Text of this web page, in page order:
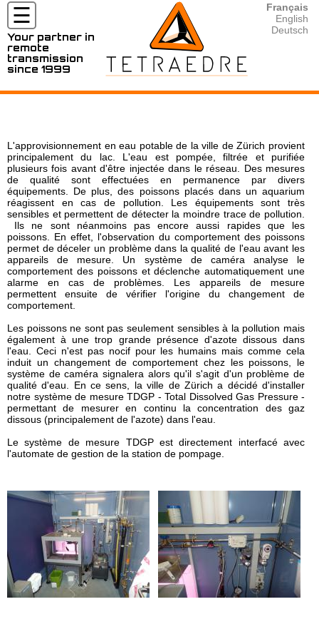
☰
MARCHÉS
ET
APPLICATIONS
LOCATIONS
RESSOURCES
CONTACT
Suivez-
nous
sur
Linkedin
Your partner in
remote
transmission
since 1999
Français
English
Deutsch
⦿ Nos activités pour l'Eau
⦿ Distribution/Sectorisation d'Eau
⦿ Lecture des compteurs d'Eau
⦿ Surveillance et pression du réseau d'Eau
⦿ Production d'Eau
⦿ Nos activités pour le Gaz
⦿ Lecture des compteurs de Gaz
⦿ Surveillance du réseau du Gaz
⦿ Lecture des correcteurs de Gaz
⦿ Distribution de gaz
⦿ Mesure environnementale
⦿ Gestion des déchets
⦿ TRMC-5-K 4G
⦿ TRMC-1 wM-Bus OMS 4G
⦿ ... (plus)
⦿ Location / Rental Radar Vega
⦿ Rental TPM-1 Pressure Mobile
⦿ UNIX timestamp
⦿ XML
⦿ Outils de calcul
L'approvisionnement en eau potable de la ville de Zürich provient
principalement du lac. L'eau est pompée, filtrée et purifiée
plusieurs fois avant d'être injectée dans le réseau. Des mesures
de qualité sont effectuées en permanence par divers
équipements. De plus, des poissons placés dans un aquarium
réagissent en cas de pollution. Les équipements sont très
sensibles et permettent de détecter la moindre trace de pollution.
Ils ne sont néanmoins pas encore aussi rapides que les
poissons. En effet, l'observation du comportement des poissons
permet de déceler un problème dans la qualité de l'eau avant les
appareils de mesure. Un système de caméra analyse le
comportement des poissons et déclenche automatiquement une
alarme en cas de problèmes. Les appareils de mesure
permettent ensuite de vérifier l'origine du changement de
comportement.
Les poissons ne sont pas seulement sensibles à la pollution mais
également à une trop grande présence d'azote dissous dans
l'eau. Ceci n'est pas nocif pour les humains mais comme cela
induit un changement de comportement chez les poissons, le
système de caméra signalera alors qu'il s'agit d'un problème de
qualité d'eau. En ce sens, la ville de Zürich a décidé d'installer
notre système de mesure TDGP - Total Dissolved Gas Pressure -
permettant de mesurer en continu la concentration des gaz
dissous (principalement de l'azote) dans l'eau.
Le système de mesure TDGP est directement interfacé avec
l'automate de gestion de la station de pompage.